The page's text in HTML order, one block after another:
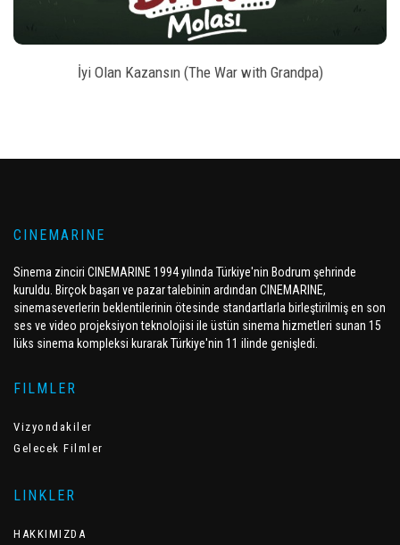
İyi Olan Kazansın (The War with Grandpa)
CINEMARINE
Sinema zinciri CINEMARINE 1994 yılında Türkiye'nin Bodrum şehrinde
kuruldu. Birçok başarı ve pazar talebinin ardından CINEMARINE,
sinemaseverlerin beklentilerinin ötesinde standartlarla birleştirilmiş en son
ses ve video projeksiyon teknolojisi ile üstün sinema hizmetleri sunan 15
lüks sinema kompleksi kurarak Türkiye'nin 11 ilinde genişledi.
FILMLER
Vizyondakiler
Gelecek Filmler
LINKLER
HAKKIMIZDA